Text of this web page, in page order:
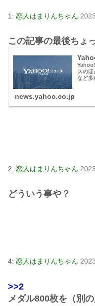
1: 恋人はまりんちゃん
この記事の最後ちょ
スの
など多
news.yahoo.co.jp
2: 恋人はまりんちゃん
どういう事や？
4: 恋人はまりんちゃん
>>2
メダル800枚を（別